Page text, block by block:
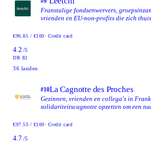
Franstalige fondsenwervers,
vrienden en EU-non-profits die zich
€96.85 / €100· Credit card
4.2 /5
DR 82
36 landen
#10La Cagnotte des Proches
Gezinnen, vrienden en collega's in
solidariteitscagnotte opzetten om een
ongeval, zorg rond het levenseinde of
€97.53 / €100· Credit card
4.7 /5